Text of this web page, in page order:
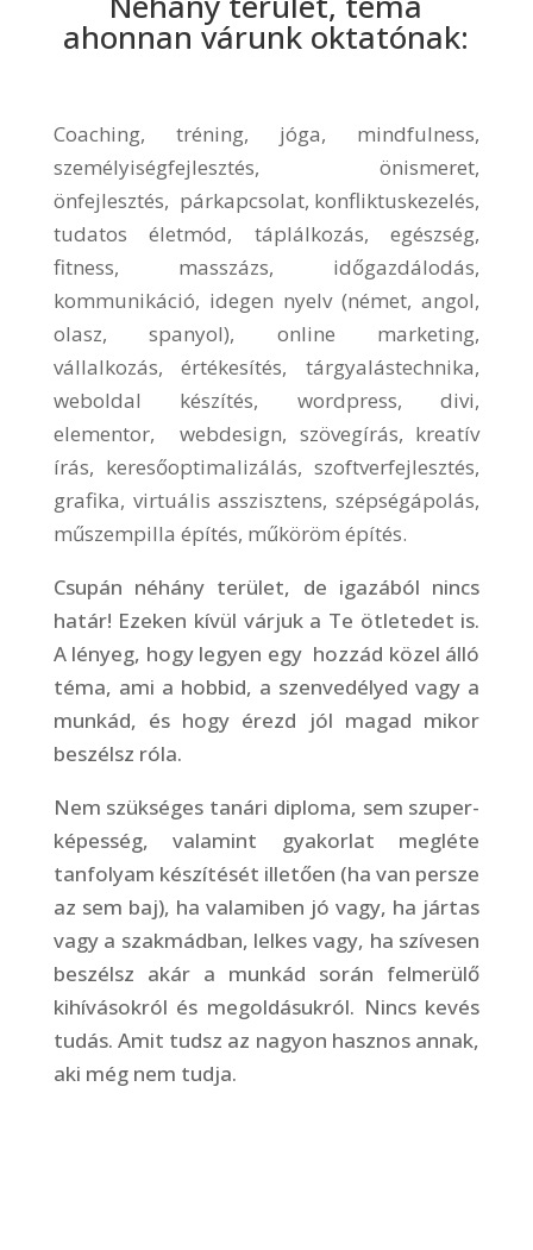
ahonnan várunk oktatónak:
Coaching, tréning, jóga, mindfulness,
személyiségfejlesztés, önismeret,
önfejlesztés, párkapcsolat, konfliktuskezelés,
tudatos életmód, táplálkozás, egészség,
fitness, masszázs, időgazdálodás,
kommunikáció, idegen nyelv (német, angol,
olasz, spanyol), online marketing,
vállalkozás, értékesítés, tárgyalástechnika,
weboldal készítés, wordpress, divi,
elementor, webdesign, szövegírás, kreatív
írás, keresőoptimalizálás,szoftverfejlesztés,
grafika, virtuális asszisztens, szépségápolás,
műszempilla építés, műköröm építés.
Csupán néhány terület, de igazából nincs
határ! Ezeken kívül várjuk a Te ötletedet is.
A lényeg, hogy legyen egy hozzád közel álló
téma, ami a hobbid, a szenvedélyed vagy a
munkád, és hogy érezd jól magad mikor
beszélsz róla.
Nem szükséges tanári diploma, sem szuper-
képesség,valamint gyakorlat megléte
tanfolyam készítését illetően (ha van persze
az sem baj), ha valamiben jó vagy, ha jártas
vagy a szakmádban, lelkes vagy, ha szívesen
beszélsz akár a munkád során felmerülő
kihívásokról és megoldásukról. Nincs kevés
tudás. Amit tudsz az nagyon hasznos annak,
aki még nem tudja.